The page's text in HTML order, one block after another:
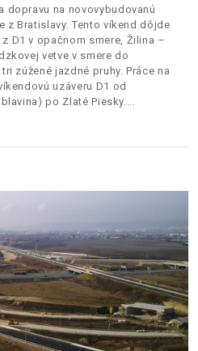
dopravu na novovybudovanú
z Bratislavy. Tento víkend dôjde
D1 v opačnom smere, Žilina –
vetve v smere do
zúžené jazdné pruhy. Práce na
uzáveru D1 od
po Zlaté Piesky.